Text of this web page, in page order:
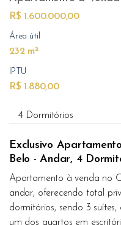
R$ 1.600.000,00
Área útil
232 m²
IPTU
R$ 1.880,00
4 Dormitórios
Exclusivo
Belo - Andar, 4
Apartamento à venda no
andar, oferecendo total
dormitórios, sendo 3
um dos quartos em